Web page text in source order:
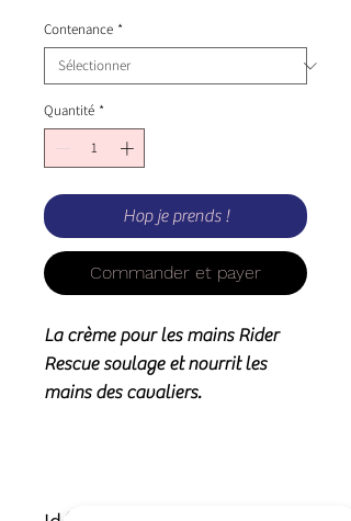
Contenance *
Quantité *
Hop je prends !
Commander et payer
La crème pour les mains Rider
Rescue soulage et nourrit les
mains des cavaliers.